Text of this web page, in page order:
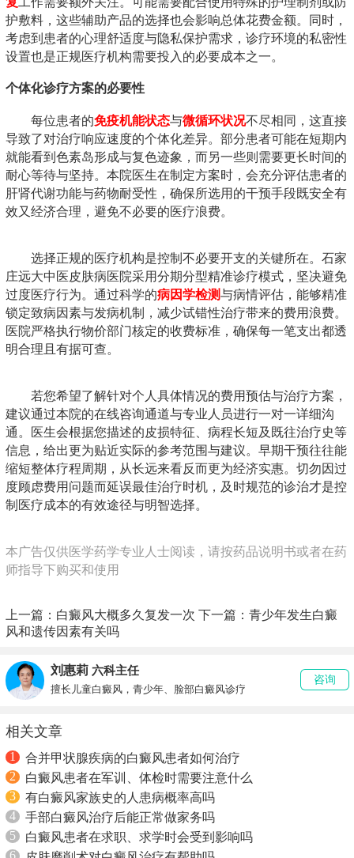
护敷料，这些辅助产品的选择也会影响总体花费金额。同时，
考虑到患者的心理舒适度与隐私保护需求，诊疗环境的私密性
设置也是正规医疗机构需要投入的必要成本之一。
个体化诊疗方案的必要性
每位患者的免疫机能状态与微循环状况不尽相同，这直接
导致了对治疗响应速度的个体化差异。部分患者可能在短期内
就能看到色素岛形成与复色迹象，而另一些则需要更长时间的
耐心等待与坚持。本院医生在制定方案时，会充分评估患者的
肝肾代谢功能与药物耐受性，确保所选用的干预手段既安全有
效又经济合理，避免不必要的医疗浪费。
选择正规的医疗机构是控制不必要开支的关键所在。石家
庄远大中医皮肤病医院采用分期分型精准诊疗模式，坚决避免
过度医疗行为。通过科学的病因学检测与病情评估，能够精准
锁定致病因素与发病机制，减少试错性治疗带来的费用浪费。
医院严格执行物价部门核定的收费标准，确保每一笔支出都透
明合理且有据可查。
若您希望了解针对个人具体情况的费用预估与治疗方案，
建议通过本院的在线咨询通道与专业人员进行一对一详细沟
通。医生会根据您描述的皮损特征、病程长短及既往治疗史等
信息，给出更为贴近实际的参考范围与建议。早期干预往往能
缩短整体疗程周期，从长远来看反而更为经济实惠。切勿因过
度顾虑费用问题而延误最佳治疗时机，及时规范的诊治才是控
制医疗成本的有效途径与明智选择。
本广告仅供医学药学专业人士阅读，请按药品说明书或者在药
师指导下购买和使用
上一篇： 白癜风大概多久复发一次 下一篇： 青少年发生白癜
风和遗传因素有关吗
刘惠莉 六科主任
擅长儿童白癜风，青少年、脸部白癜风诊疗
咨询
相关文章
1
合并甲状腺疾病的白癜风患者如何治疗
2
白癜风患者在军训、体检时需要注意什么
3
有白癜风家族史的人患病概率高吗
4
手部白癜风治疗后能正常做家务吗
5
白癜风患者在求职、求学时会受到影响吗
6